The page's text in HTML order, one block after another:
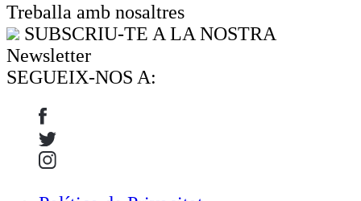
Treballa amb nosaltres
SUBSCRIU-TE A LA NOSTRA
Newsletter
SEGUEIX-NOS A: